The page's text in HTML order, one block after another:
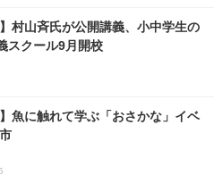
村山斉氏が公開講義、小中学生の
スクール9月開校
魚に触れて学ぶ「おさかな」イベ